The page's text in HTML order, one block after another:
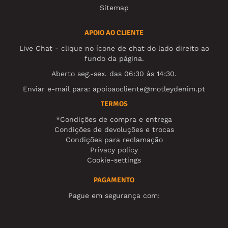
Sitemap
APOIO AO CLIENTE
Live Chat - clique no ícone de chat do lado direito ao
fundo da página.
Aberto seg.-sex. das 06:30 às 14:30.
Enviar e-mail para: apoioaocliente@motleydenim.pt
TERMOS
*Condições de compra e entrega
Condições de devoluções e trocas
Condições para reclamação
Privacy policy
Cookie-settings
PAGAMENTO
Pague em segurança com: